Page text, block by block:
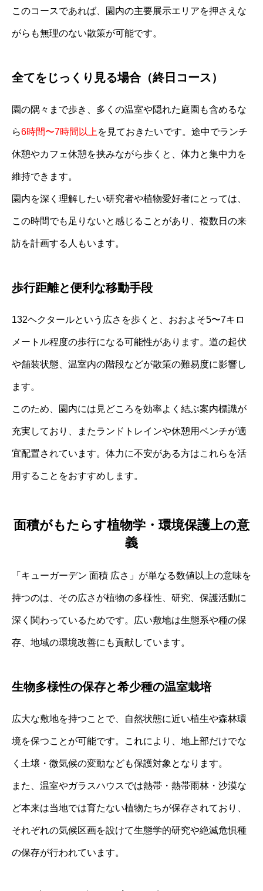
このコースであれば、園内の主要展示エリアを押さえな
がらも無理のない散策が可能です。
全てをじっくり見る場合（終日コース）
園の隅々まで歩き、多くの温室や隠れた庭園も含めるな
ら6時間〜7時間以上 を見ておきたいです。途中でランチ
休憩やカフェ休憩を挟みながら歩くと、体力と集中力を
維持できます。
園内を深く理解したい研究者や植物愛好者にとっては、
この時間でも足りないと感じることがあり、複数日の来
訪を計画する人もいます。
歩行距離と便利な移動手段
132ヘクタールという広さを歩くと、おおよそ5〜7キロ
メートル程度の歩行になる可能性があります。道の起伏
や舗装状態、温室内の階段などが散策の難易度に影響し
ます。
このため、園内には見どころを効率よく結ぶ案内標識が
充実しており、またランドトレインや休憩用ベンチが適
宜配置されています。体力に不安がある方はこれらを活
用することをおすすめします。
面積がもたらす植物学・環境保護上の意
義
「キューガーデン 面積 広さ」が単なる数値以上の意味を
持つのは、その広さが植物の多様性、研究、保護活動に
深く関わっているためです。広い敷地は生態系や種の保
存、地域の環境改善にも貢献しています。
生物多様性の保存と希少種の温室栽培
広大な敷地を持つことで、自然状態に近い植生や森林環
境を保つことが可能です。これにより、地上部だけでな
く土壌・微気候の変動なども保護対象となります。
また、温室やガラスハウスでは熱帯・熱帯雨林・沙漠な
ど本来は当地では育たない植物たちが保存されており、
それぞれの気候区画を設けて生態学的研究や絶滅危惧種
の保存が行われています。